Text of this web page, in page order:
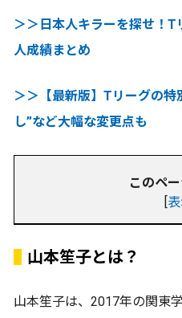
＞＞日本人キラーを探せ！
人成績まとめ
＞＞【最新版】Tリーグの
し”など大幅な変更点も
このペ
[
山本笙子とは？
山本笙子は、2017年の関東